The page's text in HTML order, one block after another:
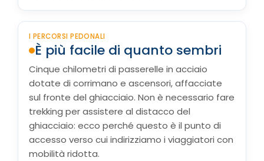
I PERCORSI PEDONALI
È più facile di quanto sembri
Cinque chilometri di passerelle in acciaio
dotate di corrimano e ascensori, affacciate
sul fronte del ghiacciaio. Non è necessario fare
trekking per assistere al distacco del
ghiacciaio: ecco perché questo è il punto di
accesso verso cui indirizziamo i viaggiatori con
mobilità ridotta.